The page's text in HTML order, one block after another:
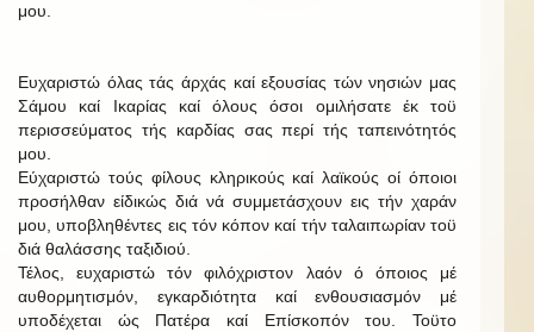
μου.
Ευχαριστώ όλας τάς άρχάς καί εξουσίας τών νησιών μας
Σάμου καί Ικαρίας καί όλους όσοι ομιλήσατε έκ τοϋ
περισσεύματος τής καρδίας σας περί τής ταπεινότητός
μου.
Εύχαριστώ τούς φίλους κληρικούς καί λαϊκούς οί όποιοι
προσήλθαν είδικώς διά νά συμμετάσχουν εις τήν χαράν
μου, υποβληθέντες εις τόν κόπον καί τήν ταλαιπωρίαν τοϋ
διά θαλάσσης ταξιδιού.
Τέλος, ευχαριστώ τόν φιλόχριστον λαόν ό όποιος μέ
αυθορμητισμόν, εγκαρδιότητα καί ενθουσιασμόν μέ
υποδέχεται ώς Πατέρα καί Επίσκοπόν του. Τοϋτο